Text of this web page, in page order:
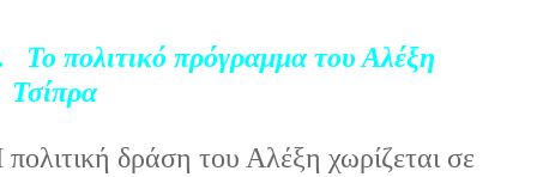
Το πολιτικό πρόγραμμα του Αλέξη
Τσίπρα
δράση του Αλέξη χωρίζεται σε